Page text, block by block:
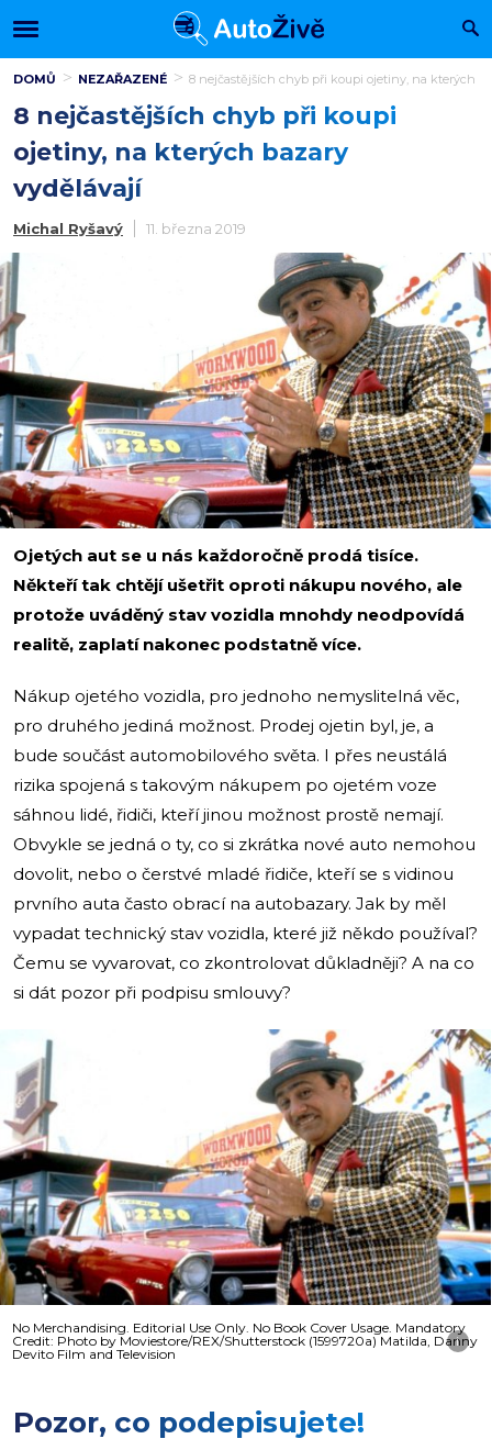
DOMŮ NEZAŘAZENÉ 8 nejčastějších chyb při koupi ojetiny, na kterých
8 nejčastějších chyb při koupi
ojetiny, na kterých bazary
vydělávají
Michal Ryšavý 11. března 2019
Ojetých aut se u nás každoročně prodá tisíce.
Někteří tak chtějí ušetřit oproti nákupu nového, ale
protože uváděný stav vozidla mnohdy neodpovídá
realitě, zaplatí nakonec podstatně více.
Nákup ojetého vozidla, pro jednoho nemyslitelná věc,
pro druhého jediná možnost. Prodej ojetin byl, je, a
bude součást automobilového světa. I přes neustálá
rizika spojená s takovým nákupem po ojetém voze
sáhnou lidé, řidiči, kteří jinou možnost prostě nemají.
Obvykle se jedná o ty, co si zkrátka nové auto nemohou
dovolit, nebo o čerstvé mladé řidiče, kteří se s vidinou
prvního auta často obrací na autobazary. Jak by měl
vypadat technický stav vozidla, které již někdo používal?
Čemu se vyvarovat, co zkontrolovat důkladněji? A na co
si dát pozor při podpisu smlouvy?
No Merchandising. Editorial Use Only. No Book Cover Usage. Mandatory
Credit: Photo by Moviestore/REX/Shutterstock (1599720a) Matilda, Danny
Devito Film and Television
i
Pozor, co podepisujete!